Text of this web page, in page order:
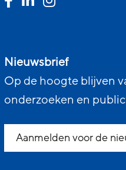
Nieuwsbrief
Op de hoogte blijven
onderzoeken en
Aanmelden voor de